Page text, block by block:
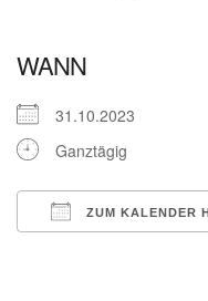
WANN
31.10.2023
Ganztägig
ZUM KALENDER